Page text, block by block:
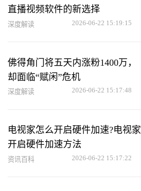
直播视频软件的新选择
深度解读 2026-06-22 15:19:15
佛得角门将五天内涨粉1400万，
却面临“赋闲”危机
深度解读 2026-06-22 15:17:48
电视家怎么开启硬件加速?电视家
开启硬件加速方法
资讯百科 2026-06-22 15:17:22